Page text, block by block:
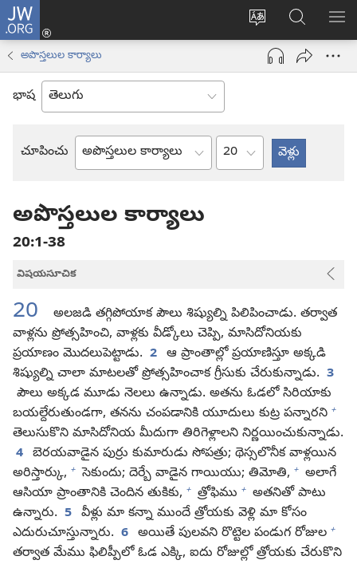
JW.ORG
సైట్
భాష
మార్చండి
లాగిన్
(కొత్త
ఓపెన్‌
JW.ORGలో
వెదకండి
అపొస్తలుల కార్యాలు
భాష
చూపించు
బైబిలు
అధ్యాయం
అపొస్తలుల కార్యాలు
20:1-38
విషయసూచిక
20
అలజడి తగ్గిపోయాక పౌలు శిష్యుల్ని పిలిపించాడు. తర్వాత
వాళ్లను ప్రోత్సహించి, వాళ్లకు వీడ్కోలు చెప్పి, మాసిదోనియకు
ప్రయాణం మొదలుపెట్టాడు. 2 ఆ ప్రాంతాల్లో ప్రయాణిస్తూ అక్కడి
శిష్యుల్ని చాలా మాటలతో ప్రోత్సహించాక గ్రీసుకు చేరుకున్నాడు. 3
పౌలు అక్కడ మూడు నెలలు ఉన్నాడు. అతను ఓడలో సిరియాకు
బయల్దేరుతుండగా, తనను చంపడానికి యూదులు కుట్ర పన్నారని +
తెలుసుకొని మాసిదోనియ మీదుగా తిరిగెళ్లాలని నిర్ణయించుకున్నాడు.
4 బెరయవాడైన పుర్రు కుమారుడు సోపత్రు; థెస్సలొనీక వాళ్లయిన
అరిస్తార్కు, + సెకుందు; దెర్బే వాడైన గాయియు; తిమోతి, + అలాగే
ఆసియా ప్రాంతానికి చెందిన తుకికు, + త్రోఫిము + అతనితో పాటు
ఉన్నారు. 5 వీళ్లు మా కన్నా ముందే త్రోయకు వెళ్లి మా కోసం
ఎదురుచూస్తున్నారు. 6 అయితే పులవని రొట్టెల పండుగ రోజుల +
తర్వాత మేము ఫిలిప్పీలో ఓడ ఎక్కి, ఐదు రోజుల్లో త్రోయకు చేరుకొని